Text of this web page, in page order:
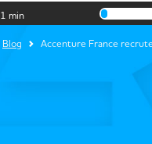
1 min
Blog Accenture France